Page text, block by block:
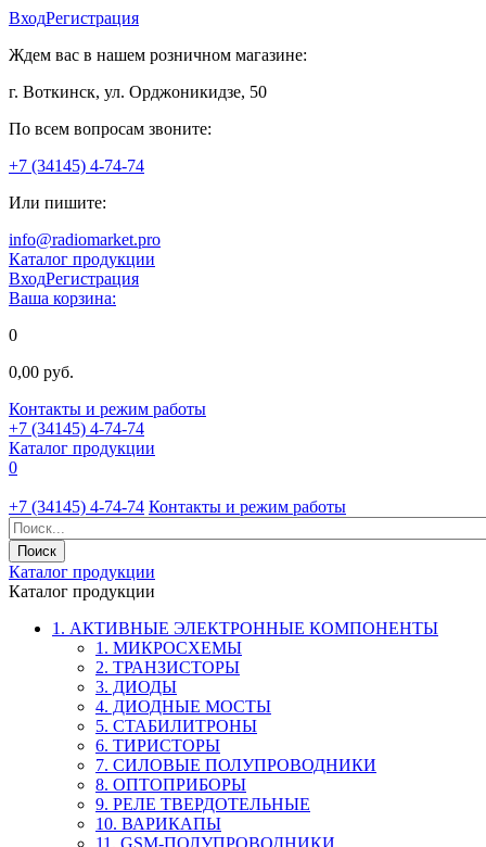
ВходРегистрация
Ждем вас в нашем розничном магазине:
г. Воткинск, ул. Орджоникидзе, 50
По всем вопросам звоните:
+7 (34145) 4-74-74
Или пишите:
info@radiomarket.pro
Каталог продукции
ВходРегистрация
Ваша корзина:
0
0,00 руб.
Контакты и режим работы
+7 (34145) 4-74-74
Каталог продукции
0
+7 (34145) 4-74-74 Контакты и режим работы
Каталог продукции
Каталог продукции
1. АКТИВНЫЕ ЭЛЕКТРОННЫЕ КОМПОНЕНТЫ
1. МИКРОСХЕМЫ
2. ТРАНЗИСТОРЫ
3. ДИОДЫ
4. ДИОДНЫЕ МОСТЫ
5. СТАБИЛИТРОНЫ
6. ТИРИСТОРЫ
7. СИЛОВЫЕ ПОЛУПРОВОДНИКИ
8. ОПТОПРИБОРЫ
9. РЕЛЕ ТВЕРДОТЕЛЬНЫЕ
10. ВАРИКАПЫ
11. GSM-ПОЛУПРОВОДНИКИ